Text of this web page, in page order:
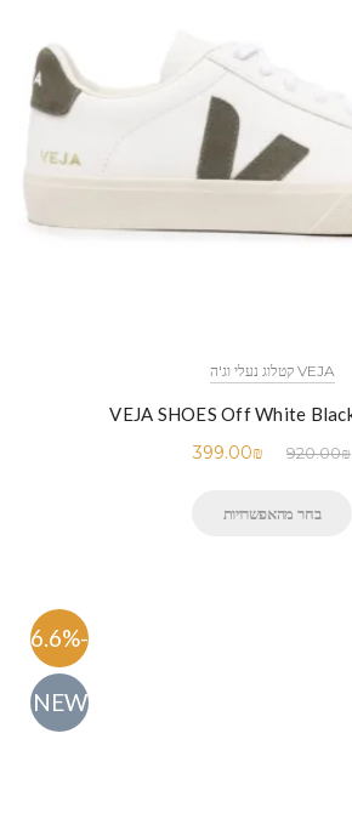
VEJA קטלוג נעלי וג'ה
920.00₪
399.00₪
בחר מהאפשרויות
-56.6%
NEW